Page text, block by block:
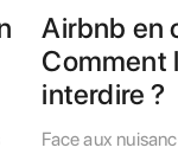
Airbnb en
Comment
interdire ?
Face aux